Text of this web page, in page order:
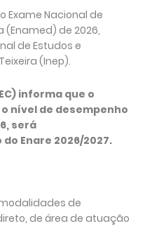
Exame Nacional de
de 2026,
de Estudos e
(Inep).
informa que o
nível de desempenho
será
Enare 2026/2027.
de
de área de atuação